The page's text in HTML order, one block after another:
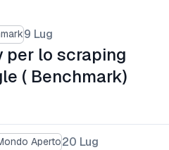
9 Lug
per lo scraping
( Benchmark)
Aperto20 Lug